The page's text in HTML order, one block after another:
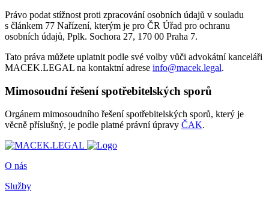
Právo podat stížnost proti zpracování osobních údajů v souladu
s článkem 77 Nařízení, kterým je pro ČR Úřad pro ochranu
osobních údajů, Pplk. Sochora 27, 170 00 Praha 7.
Tato práva můžete uplatnit podle své volby vůči advokátní kanceláři
MACEK.LEGAL na kontaktní adrese info@macek.legal.
Mimosoudní řešení spotřebitelských sporů
Orgánem mimosoudního řešení spotřebitelských sporů, který je
věcně příslušný, je podle platné právní úpravy ČAK.
O nás
Služby